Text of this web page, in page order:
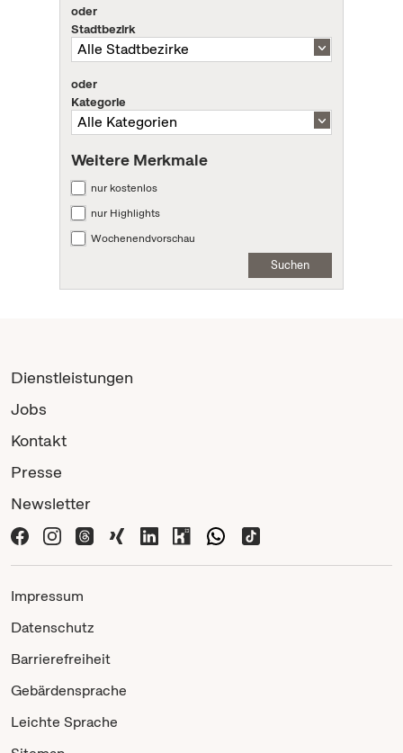
oder
Stadtbezirk
oder
Kategorie
Weitere Merkmale
nur kostenlos
nur Highlights
Wochenendvorschau
Suchen
Dienstleistungen
Jobs
Kontakt
Presse
Newsletter
Impressum
Datenschutz
Barrierefreiheit
Gebärdensprache
Leichte Sprache